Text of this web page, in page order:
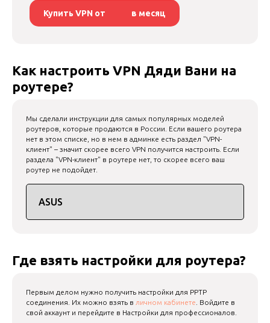
Купить VPN от в месяц
Как настроить VPN Дяди Вани на
роутере?
Мы сделали инструкции для самых популярных моделей
роутеров, которые продаются в России. Если вашего роутера
нет в этом списке, но в нем в админке есть раздел "VPN-
клиент" – значит скорее всего VPN получится настроить. Если
раздела "VPN-клиент" в роутере нет, то скорее всего ваш
роутер не подойдет.
Где взять настройки для роутера?
Первым делом нужно получить настройки для PPTP
соединения. Их можно взять в личном кабинете . Войдите в
свой аккаунт и перейдите в Настройки для профессионалов.